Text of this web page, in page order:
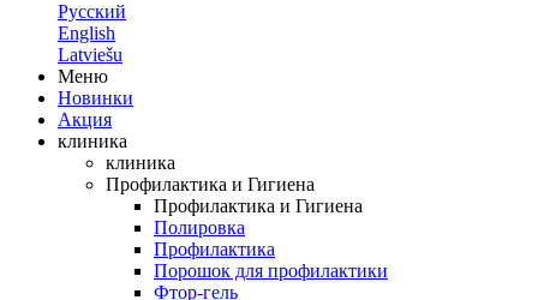
Русский
English
Latviešu
Меню
Новинки
Акция
клиника
клиника
Профилактика и Гигиена
Профилактика и Гигиена
Полировка
Профилактика
Порошок для профилактики
Фтор-гель